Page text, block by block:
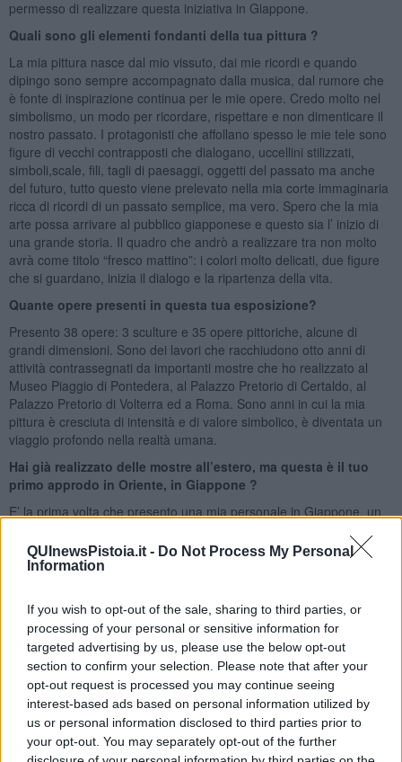
QUInewsPistoia.it - Do Not Process My Personal
Information
If you wish to opt-out of the sale, sharing to third parties, or
processing of your personal or sensitive information for
targeted advertising by us, please use the below opt-out
section to confirm your selection. Please note that after your
opt-out request is processed you may continue seeing
interest-based ads based on personal information utilized by
us or personal information disclosed to third parties prior to
your opt-out. You may separately opt-out of the further
permesso di realizzare questa iniziativa in Giappone.
Quali sono gli elementi fondanti della tua pittura ?
La mia pittura nasce dal mio vissuto, dai mie ricordi e quando
dipingo sono sempre accompagnato dalla musica, dal rumore che
è fonte di inspirazione continua per le mie opere. Credo molto nel
simbolismo, un modo per ricordare, rispettare e non dimenticare il
nostro passato. I protagonisti che affollano spesso le mie tele sono
figure di vecchi contrapposti che dialogano, uccellini stilizzati,
simboli,scale, fili, tagli di paesaggi, oggetti del passato ma anche
del futuro, tutto questo viene prelevato nella mia corte immaginaria
ricca di ricordi di un passato semplice, ma vero. Spero che la mia
arte possa arrivare al pubblico giapponese e questo sia l’ inizio di
una grande storia. Il quadro che andrò a realizzare tra non molto
avrà come titolo “fresco mattino”: i colori molto delicati, due figure
che si guardano, inizia il dialogo e la ripartenza della vita.
Quante opere presenti in questa tua esposizione?
Presento 38 opere: 3 sculture e 35 opere pittoriche, alcune di
grandi dimensioni. Sono dei lavori che racchiudono otto anni di
attività contrassegnati da importanti mostre che ho realizzato al
Museo Piaggio di Pontedera, al Palazzo Pretorio di Certaldo, al
Palazzo Pretorio di Volterra ed a Roma. Sono anni in cui la mia
pittura è cresciuta di intensità e di valore simbolico, è diventata un
viaggio profondo nella realtà umana.
Hai già realizzato delle mostre all’estero, ma questa è il tuo
primo approdo in Oriente, in Giappone ?
E’ la prima volta che presento una mia personale in Giappone, un
e il mondo giapponese ha un vero culto per i simboli, con la loro
scrittura ricca di segni ed ideogrammi. La mia pittura è molto
antichi. E’ quindi una cultura lontana, ma a cui mi sento molto
vicino.
Dalla Toscana al Giappone : in questo tuo viaggio poetico
porti una tradizione storica importante dalla tua regione ?
Sicuramente porto in questo viaggio la mia terra d’origine : i
paesaggi, i colori, le forme. Ognuno di noi a un proprio mondo
poetico, un cortile dove ritrova il senso di un passato e di una vita
ricca di piccoli episodi. Una vita bella da raccontare, da vivere e da